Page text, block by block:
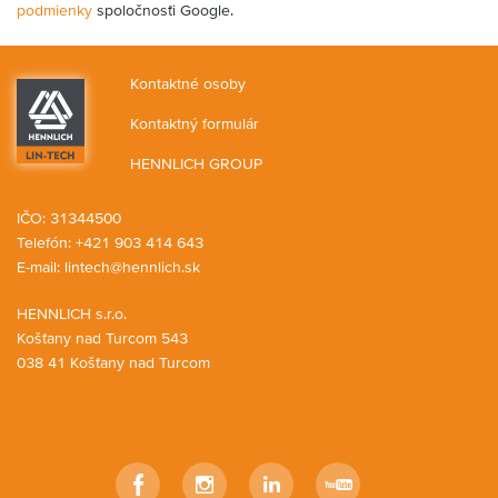
podmienky spoločnosťi Google.
Kontaktné osoby
Kontaktný formulár
HENNLICH GROUP
HENNLICH s.r.o.
Košťany nad Turcom 543
038 41 Košťany nad Turcom
IČO: 31344500
Telefón: +421 903 414 643
E-mail: lintech@hennlich.sk